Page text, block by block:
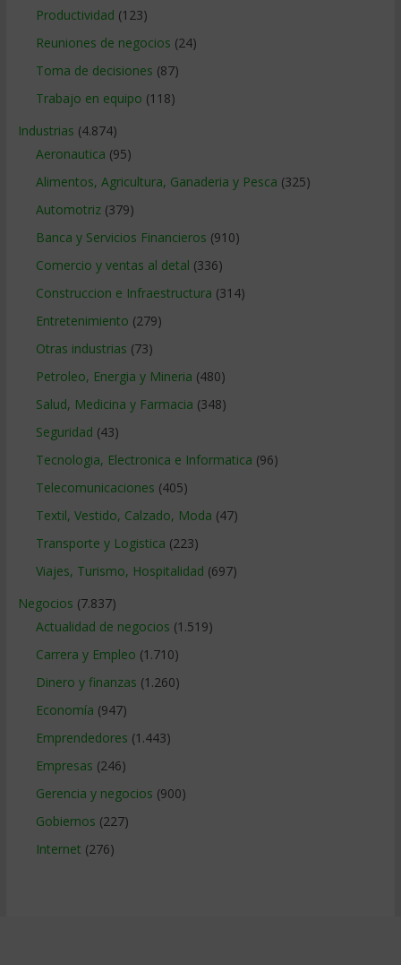
Productividad (123)
Reuniones de negocios (24)
Toma de decisiones (87)
Trabajo en equipo (118)
Industrias (4.874)
Aeronautica (95)
Alimentos, Agricultura, Ganaderia y Pesca (325)
Automotriz(379)
Banca y Servicios Financieros (910)
Comercio y ventas al detal (336)
Construccion e Infraestructura (314)
Entretenimiento (279)
Otras industrias (73)
Petroleo, Energia y Mineria (480)
Salud, Medicina y Farmacia (348)
Seguridad (43)
Tecnologia, Electronica e Informatica (96)
Telecomunicaciones (405)
Textil, Vestido, Calzado, Moda (47)
Transporte y Logistica (223)
Viajes, Turismo, Hospitalidad (697)
Negocios (7.837)
Actualidad de negocios (1.519)
Carrera y Empleo (1.710)
Dinero y finanzas (1.260)
Economía (947)
Emprendedores (1.443)
Empresas (246)
Gerencia y negocios (900)
Gobiernos (227)
Internet (276)